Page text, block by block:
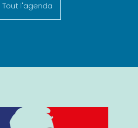
Tout l'agenda